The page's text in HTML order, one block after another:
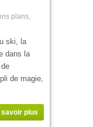
plans
ski, la
dans la
de magie,
savoir plus